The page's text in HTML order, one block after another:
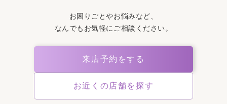
お困りごとやお悩みなど、
なんでもお気軽にご相談ください。
来店予約をする
お近くの店舗を探す